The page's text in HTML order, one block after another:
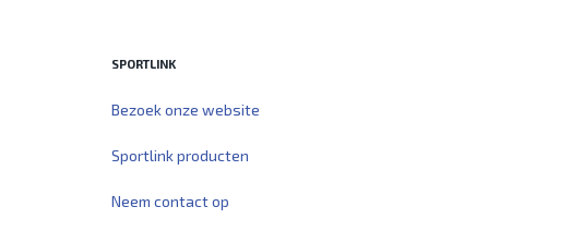
SPORTLINK
Bezoek onze website
Sportlink producten
Neem contact op